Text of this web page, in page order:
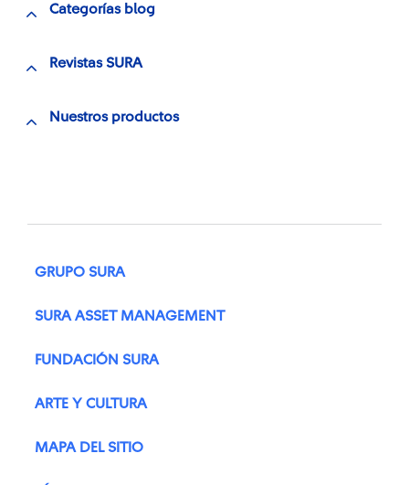
Categorías blog
Revistas SURA
Nuestros productos
GRUPO SURA
SURA ASSET MANAGEMENT
FUNDACIÓN SURA
ARTE Y CULTURA
MAPA DEL SITIO